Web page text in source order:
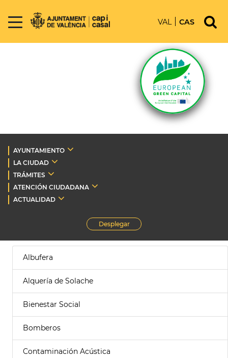
VAL CAS
AYUNTAMIENTO
LA CIUDAD
TRÁMITES
ATENCIÓN CIUDADANA
ACTUALIDAD
Desplegar
Albufera
Alquería de Solache
Bienestar Social
Bomberos
Contaminación Acústica